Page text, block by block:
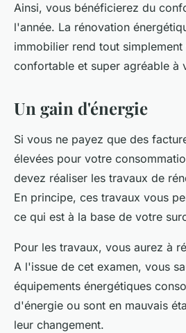
Ainsi, vous bénéficierez du
l'année. La rénovation
immobilier rend tout
confortable et super agréable à
Un gain d'énergie
Si vous ne payez que des
élevées pour votre
devez réaliser les travaux de
En principe, ces travaux vous
ce qui est à la base de votre
Pour les travaux, vous aurez à
A l'issue de cet examen, vous
équipements énergétiques
d'énergie ou sont en mauvais
leur changement.